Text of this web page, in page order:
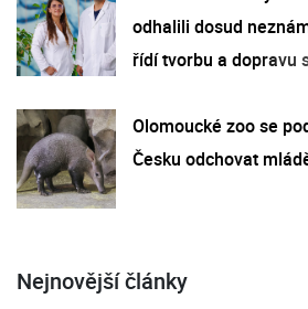
odhalili dosud
řídí tvorbu a dopravu
Olomoucké zoo se
Česku odchovat
Nejnovější články